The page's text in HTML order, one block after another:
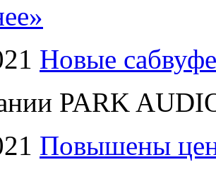
Новые
PARK
Повышены